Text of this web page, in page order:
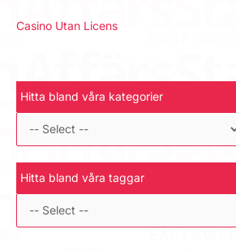
Casino Utan Licens
Hitta bland våra kategorier
Hitta bland våra taggar